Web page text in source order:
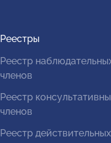
Реестры
Реестр
членов
Реестр
членов
Реестр действительных